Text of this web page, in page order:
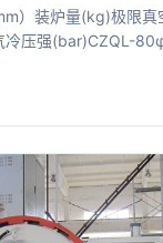
）装炉量(kg)极限
压强(bar)CZQL-